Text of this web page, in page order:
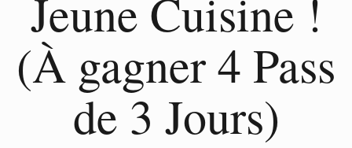
Jeune Cuisine !
(À gagner 4 Pass
de 3 Jours)